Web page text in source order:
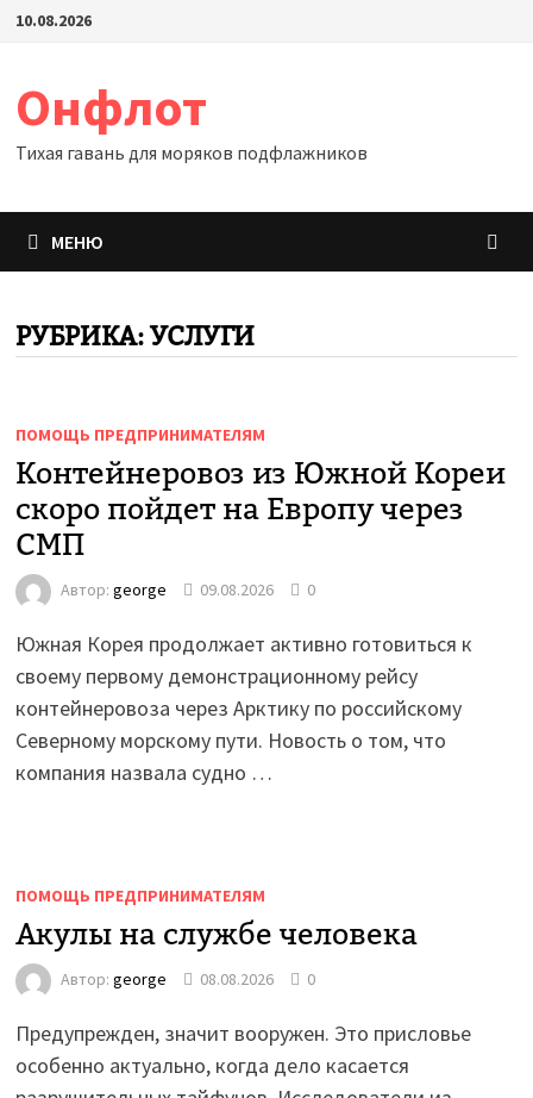
Перейти
10.08.2026
Онфлот
Тихая гавань для моряков подфлажников
МЕНЮ
РУБРИКА:УСЛУГИ
ПОМОЩЬ ПРЕДПРИНИМАТЕЛЯМ
Контейнеровоз из Южной Кореи
скоро пойдет на Европу через
СМП
Автор: george 09.08.2026 0
Южная Корея продолжает активно готовиться к
своему первому демонстрационному рейсу
контейнеровоза через Арктику по российскому
Северному морскому пути. Новость о том, что
компания назвала судно …
ПОМОЩЬ ПРЕДПРИНИМАТЕЛЯМ
Акулы на службе человека
Автор: george 08.08.2026 0
Предупрежден, значит вооружен. Это присловье
особенно актуально, когда дело касается